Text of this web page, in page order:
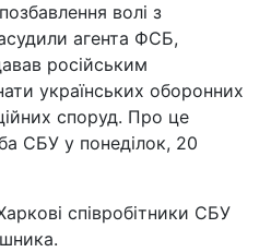
волі з
агента ФСБ,
російським
українських оборонних
споруд. Про це
СБУ у понеділок, 20
співробітники СБУ